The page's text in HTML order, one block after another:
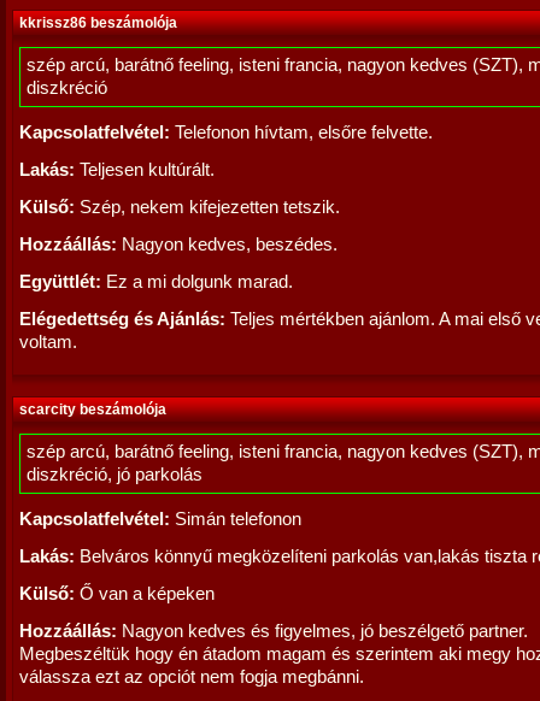
kkrissz86 beszámolója
szép arcú, barátnő feeling, isteni francia, nagyon kedves (SZT),
diszkréció
Kapcsolatfelvétel: Telefonon hívtam, elsőre felvette.
Lakás: Teljesen kultúrált.
Külső: Szép, nekem kifejezetten tetszik.
Hozzáállás: Nagyon kedves, beszédes.
Együttlét: Ez a mi dolgunk marad.
Elégedettség és Ajánlás: Teljes mértékben ajánlom. A mai első
voltam.
scarcity beszámolója
szép arcú, barátnő feeling, isteni francia, nagyon kedves (SZT),
diszkréció, jó parkolás
Kapcsolatfelvétel: Simán telefonon
Lakás: Belváros könnyű megközelíteni parkolás van,lakás tiszta
Külső: Ő van a képeken
Hozzáállás: Nagyon kedves és figyelmes, jó beszélgető partner.
Megbeszéltük hogy én átadom magam és szerintem aki megy
válassza ezt az opciót nem fogja megbánni.